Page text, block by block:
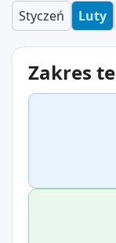
Styczeń Luty
Zakres